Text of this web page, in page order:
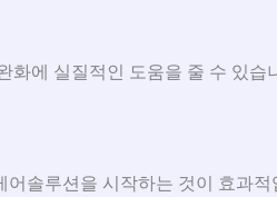
에 실질적인 도움을 줄 수 있
솔루션을 시작하는 것이 효과적